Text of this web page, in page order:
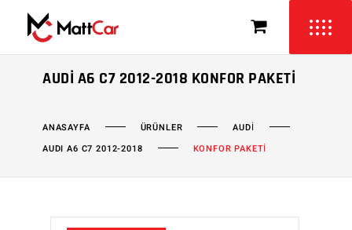
AUDI A6 C7 2012-2018 KONFOR PAKETI
ANASAYFA ÜRÜNLER
AUDİ
AUDI A6 C7 2012-2018
KONFOR PAKETİ